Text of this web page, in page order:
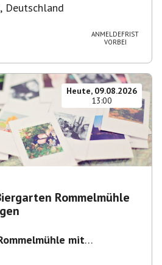
Deutschland
ANMELDEFRIST
VORBEI
Heute, 09.08.2026
13:00
Rommelmühle
mit